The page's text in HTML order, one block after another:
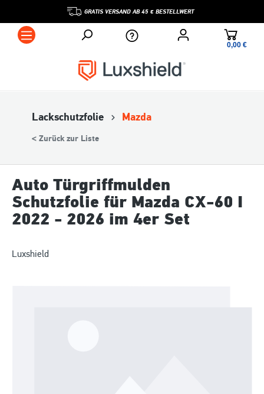
GRATIS VERSAND AB 45 € BESTELLWERT
0,00 €*
Lackschutzfolie Mazda
< Zurück zur Liste
Auto Türgriffmulden
Schutzfolie für Mazda CX-60 I
2022 - 2026 im 4er Set
Luxshield